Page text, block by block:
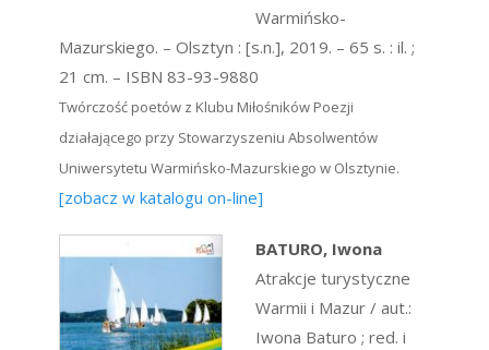
Warmińsko-
Mazurskiego. – Olsztyn : [s.n.], 2019. – 65 s. : il. ;
21 cm. – ISBN 83-93-9880
Twórczość poetów z Klubu Miłośników Poezji
działającego przy Stowarzyszeniu Absolwentów
Uniwersytetu Warmińsko-Mazurskiego w Olsztynie.
[zobacz w katalogu on-line]
BATURO, Iwona
Atrakcje turystyczne
Warmii i Mazur / aut.:
Iwona Baturo ; red. i